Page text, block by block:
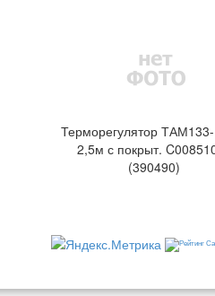
Терморегулятор
2,5м с покрыт.
(390490)